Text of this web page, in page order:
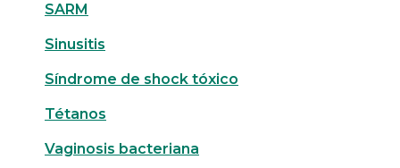
SARM
Sinusitis
Síndrome de shock tóxico
Tétanos
Vaginosis bacteriana